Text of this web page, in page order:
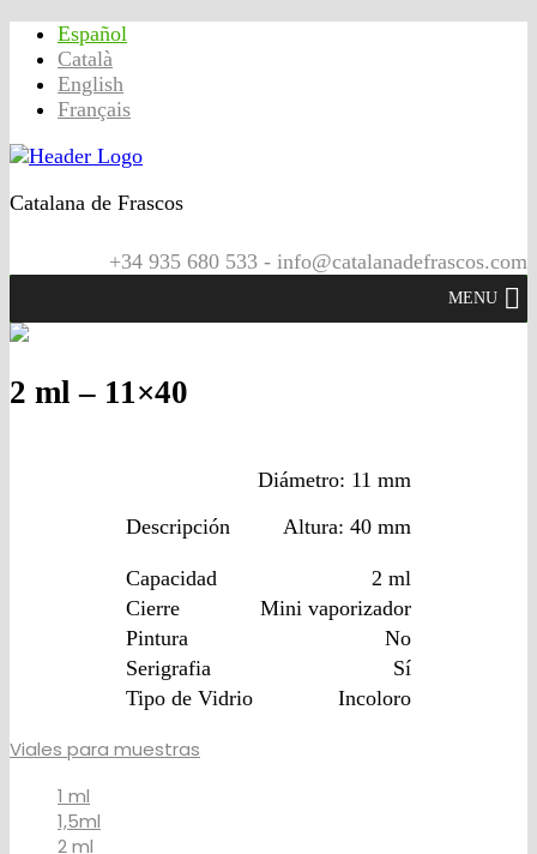
Español
Català
English
Français
Catalana de Frascos
+34 935 680 533 - info@catalanadefrascos.com
MENU
2 ml – 11×40
Descripción
Diámetro: 11 mm
Altura: 40 mm
Capacidad
2 ml
Cierre
Mini vaporizador
Pintura
No
Serigrafia
Sí
Tipo de Vidrio
Incoloro
Viales para muestras
1 ml
1,5ml
2 ml